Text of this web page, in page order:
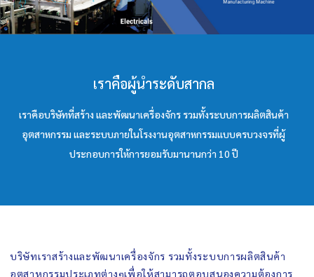
เราคือผู้นำระดับสากล
เราคือบริษัทที่สร้าง และพัฒนาเครื่องจักร รวมทั้งระบบการผลิตสินค้า
อุตสาหกรรม และระบบภายในโรงงานอุตสาหกรรมแบบครบวงจรที่ผู้
ประกอบการให้การยอมรับมานานกว่า 10 ปี
บริษัทเราสร้างและพัฒนาเครื่องจักร รวมทั้งระบบการผลิตสินค้า
อุตสาหกรรมประเภทต่างๆเพื่อให้สามารถตอบสนองความต้องการ